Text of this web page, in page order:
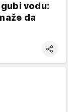
vodu:
da